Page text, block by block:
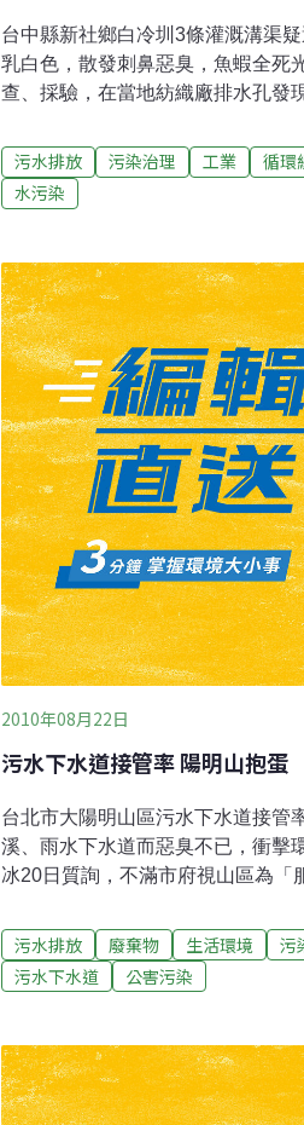
台中縣新社鄉白冷圳3條灌溉溝渠
乳白色，散發刺鼻惡臭，魚蝦全死
查、採驗，在當地紡織廠排水孔發
間斷用心復育的生態，現在心血全
公里，流過面積約100公頃，所幸
溉，農產品不受影響。據了解，排
開罰3萬，後又加重再罰6萬，並列
排出，汙染水源。
污水排放 污染治理 工業 循環
水污染
2010年08月22日
污水下水道接管率 陽明山抱蛋
台北市大陽明山區污水下水道接管
溪、雨水下水道而惡臭不已，衝擊
冰20日質詢，不滿市府視山區為「
長李孟諺說，已編列連續年度的預
多、但遊客很多的景點，編列先期
出示照片，山區餐飲業者常趁大雨
有臭味，陽明公園公廁也因為沒有
不行」。
污水排放 廢棄物 生活環境 污
污水下水道
公害污染